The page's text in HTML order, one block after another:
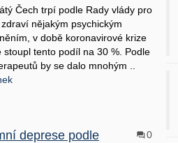
Čech trpí podle Rady vlády pro
nějakým psychickým
v době koronavirové krize
stoupl tento podíl na 30 %. Podle
by se dalo mnohým ..
deprese podle
0